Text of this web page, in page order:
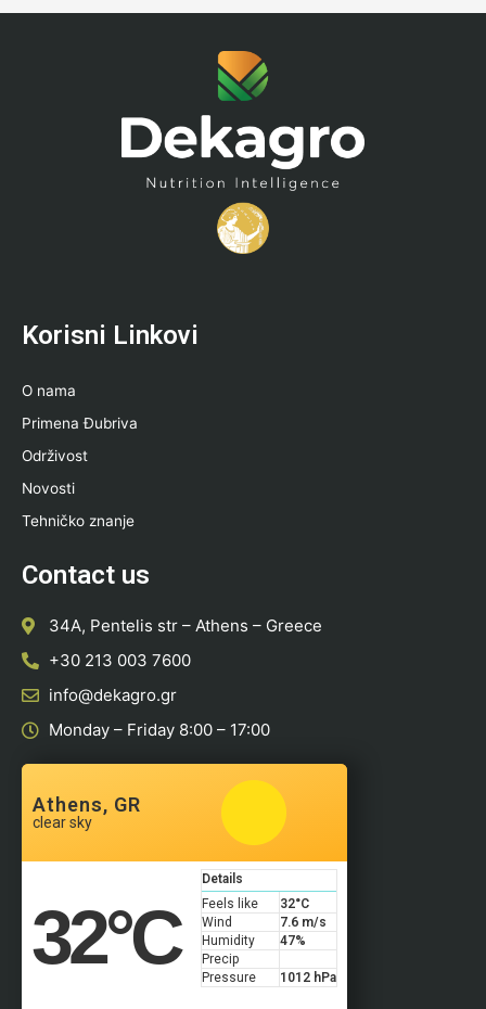
Korisni Linkovi
O nama
Primena Đubriva
Održivost
Novosti
Tehničko znanje
Contact us
34A, Pentelis str – Athens – Greece
+30 213 003 7600
info@dekagro.gr
Monday – Friday 8:00 – 17:00
Athens, GR
clear sky
32°C
Details
Feels like
32°C
Wind
7.6 m/s
Humidity
47%
Precip
Pressure
1012 hPa